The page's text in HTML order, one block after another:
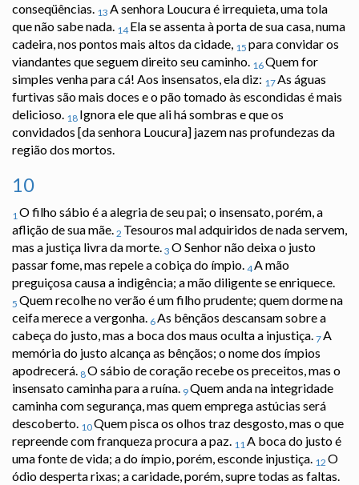
conseqüências. 13 A senhora Loucura é irrequieta, uma tola
que não sabe nada. 14 Ela se assenta à porta de sua casa, numa
cadeira, nos pontos mais altos da cidade, 15 para convidar os
viandantes que seguem direito seu caminho. 16Quem for
simples venha para cá! Aos insensatos, ela diz: 17As águas
furtivas são mais doces e o pão tomado às escondidas é mais
delicioso. 18 Ignora ele que ali há sombras e que os
convidados [da senhora Loucura] jazem nas profundezas da
região dos mortos.
10
1O filho sábio é a alegria de seu pai; o insensato, porém, a
aflição de sua mãe. 2 Tesouros mal adquiridos de nada servem,
mas a justiça livra da morte. 3 O Senhor não deixa o justo
passar fome, mas repele a cobiça do ímpio. 4A mão
preguiçosa causa a indigência; a mão diligente se enriquece.
5 Quem recolhe no verão é um filho prudente; quem dorme na
ceifa merece a vergonha. 6As bênçãos descansam sobre a
cabeça do justo, mas a boca dos maus oculta a injustiça. 7A
memória do justo alcança as bênçãos; o nome dos ímpios
apodrecerá. 8O sábio de coração recebe os preceitos, mas o
insensato caminha para a ruína. 9Quem anda na integridade
caminha com segurança, mas quem emprega astúcias será
descoberto. 10Quem pisca os olhos traz desgosto, mas o que
repreende com franqueza procura a paz. 11A boca do justo é
uma fonte de vida; a do ímpio, porém, esconde injustiça. 12 O
ódio desperta rixas; a caridade, porém, supre todas as faltas.